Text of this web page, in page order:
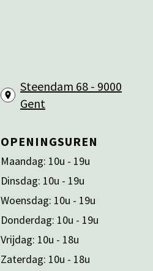
Steendam 68 - 9000
Gent
OPENINGSUREN
Maandag: 10u - 19u
Dinsdag: 10u - 19u
Woensdag: 10u - 19u
Donderdag: 10u - 19u
Vrijdag: 10u - 18u
Zaterdag: 10u - 18u